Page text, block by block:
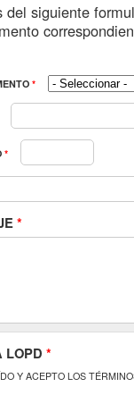
del siguiente
*
*
*
LOPD *
Y ACEPTO LOS